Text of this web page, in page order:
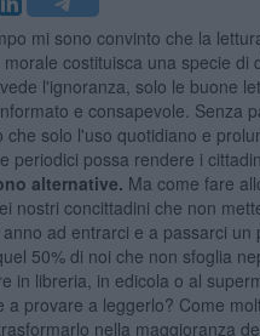
mi sono convinto che la
costituisca una specie di
l'ignoranza, solo le buone
e consapevole. Senza
che solo l'uso quotidiano e
periodici possa rendere i
alternative. Ma come fare
nostri concittadini che non
ad entrarci e a passarci un
50% di noi che non sfoglia
in libreria, in edicola o al
a provare a leggerlo? Come
nella maggioranza